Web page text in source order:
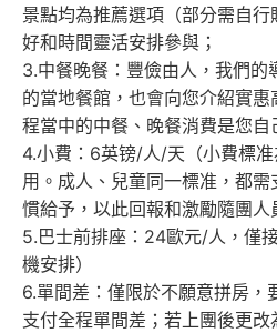
景點均為推薦選項（部分需自
好和時間靈活安排參與；
3.中餐晚餐：豐儉由人，我們的
的當地餐館，也會向您介紹實
程當中的中餐、晚餐消費是您自
4.小費：6英镑/人/天（小費標
用。成人、兒童同一標准，都
慣給予，以此回報和激勵隨團人
5.巴士前排座：24歐元/人，僅
機安排）
6.單間差：僅限於不願意拼房，
支付全程單間差；若上團後更